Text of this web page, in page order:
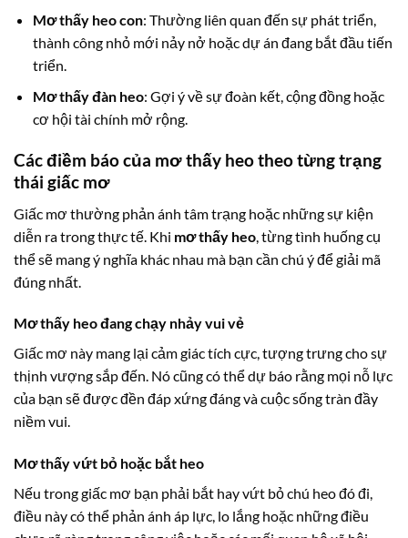
Mơ thấy heo con: Thường liên quan đến sự phát triển,
thành công nhỏ mới nảy nở hoặc dự án đang bắt đầu tiến
triển.
Mơ thấy đàn heo: Gợi ý về sự đoàn kết, cộng đồng hoặc
cơ hội tài chính mở rộng.
Các điềm báo của mơ thấy heotheo từng trạng
thái giấc mơ
Giấc mơ thường phản ánh tâm trạng hoặc những sự kiện
diễn ra trong thực tế. Khi mơ thấy heo , từng tình huống cụ
thể sẽ mang ý nghĩa khác nhau mà bạn cần chú ý để giải mã
đúng nhất.
Mơ thấy heo đang chạy nhảy vui vẻ
Giấc mơ này mang lại cảm giác tích cực, tượng trưng cho sự
thịnh vượng sắp đến. Nó cũng có thể dự báo rằng mọi nỗ lực
của bạn sẽ được đền đáp xứng đáng và cuộc sống tràn đầy
niềm vui.
Mơ thấy vứt bỏ hoặc bắt heo
Nếu trong giấc mơ bạn phải bắt hay vứt bỏ chú heo đó đi,
điều này có thể phản ánh áp lực, lo lắng hoặc những điều